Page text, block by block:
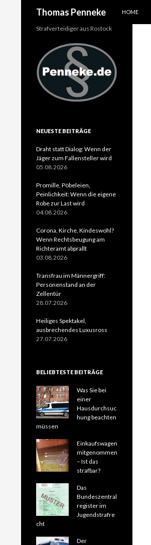
Thomas Penneke
HOME
Strafverteidiger aus Rostock
NEUESTE BEITRÄGE
Draht statt Dialog: Wenn der
Jäger zum Fallensteller wird
05.08.2026
Promille, Pöbeleien,
Peinlichkeit: Wenn die eigene
Robe zur Last wird
04.08.2026
Corona, Kirche, Kindeswohl?
Wenn Rechtsbeugung am
Richteramt abprallt
03.08.2026
Transfrau im Männergriff:
Personenstand an der
Zellentür
28.07.2026
Heiliges Spektakel,
ausbrechendes Luxusross
27.07.2026
BELIEBTESTE BEITRÄGE
Was Sie bei
einer
Hausdurchsuc
hung beachten
müssen
Einkaufswagen
mitgenommen
– Ist das
strafbar?
Das
Bundeszentral
register im
Jugendstrafre
cht
Der